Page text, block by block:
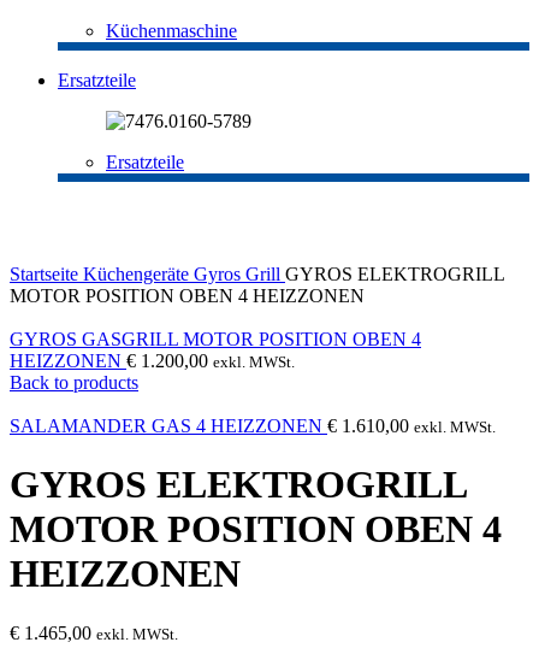
Küchenmaschine
Ersatzteile
Ersatzteile
Startseite Küchengeräte Gyros Grill GYROS ELEKTROGRILL
MOTOR POSITION OBEN 4 HEIZZONEN
GYROS GASGRILL MOTOR POSITION OBEN 4
HEIZZONEN € 1.200,00 exkl. MWSt.
Back to products
SALAMANDER GAS 4 HEIZZONEN € 1.610,00 exkl. MWSt.
GYROS ELEKTROGRILL
MOTOR POSITION OBEN 4
HEIZZONEN
€ 1.465,00 exkl. MWSt.